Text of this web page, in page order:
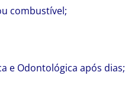
combustível;
e Odontológica após dias;